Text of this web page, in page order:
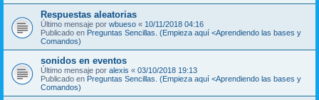
Respuestas aleatorias
Último mensaje por wbueso « 10/11/2018 04:16
Publicado en Preguntas Sencillas. (Empieza aquí <Aprendiendo las bases y
Comandos)
sonidos en eventos
Último mensaje por alexis « 03/10/2018 19:13
Publicado en Preguntas Sencillas. (Empieza aquí <Aprendiendo las bases y
Comandos)